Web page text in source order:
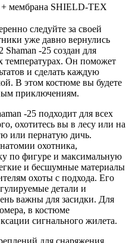
мембрана SHIELD-TEX
следуйте за своей
уже давно вернулись
-25 создан для
температурах. Он поможет
и сделать каждую
В этом костюме вы будете
приключениям.
-25 подходит для всех
охотитесь вы в лесу или на
или пернатую дичь.
охотника,
по фигуре и максимальную
и бесшумные материалы
охоты с подхода. Его
детали и
важны для засидки. Для
в костюме
сигнального жилета.